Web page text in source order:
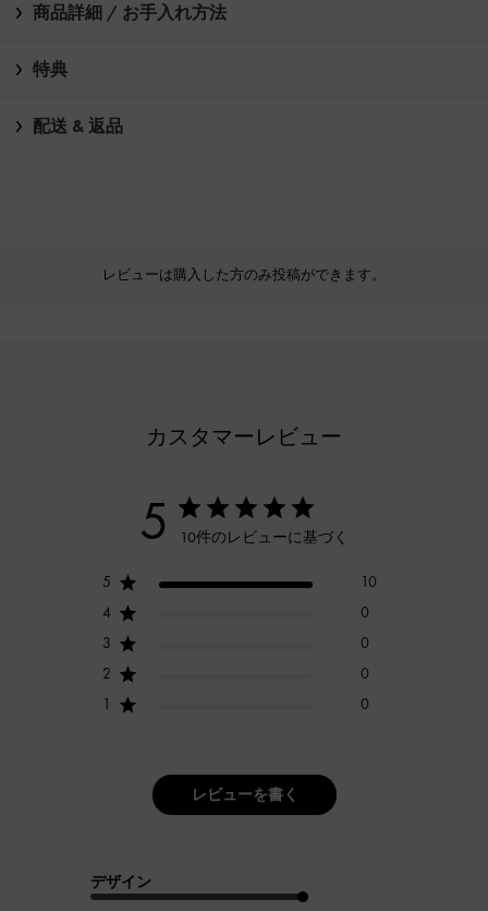
商品詳細 / お手入れ方法
特典
配送 & 返品
レビューは購入した方のみ投稿ができます。
カスタマーレビュー
5 10件のレビューに基づく
5
10
4
0
3
0
2
0
1
0
レビューを書く
デザイン